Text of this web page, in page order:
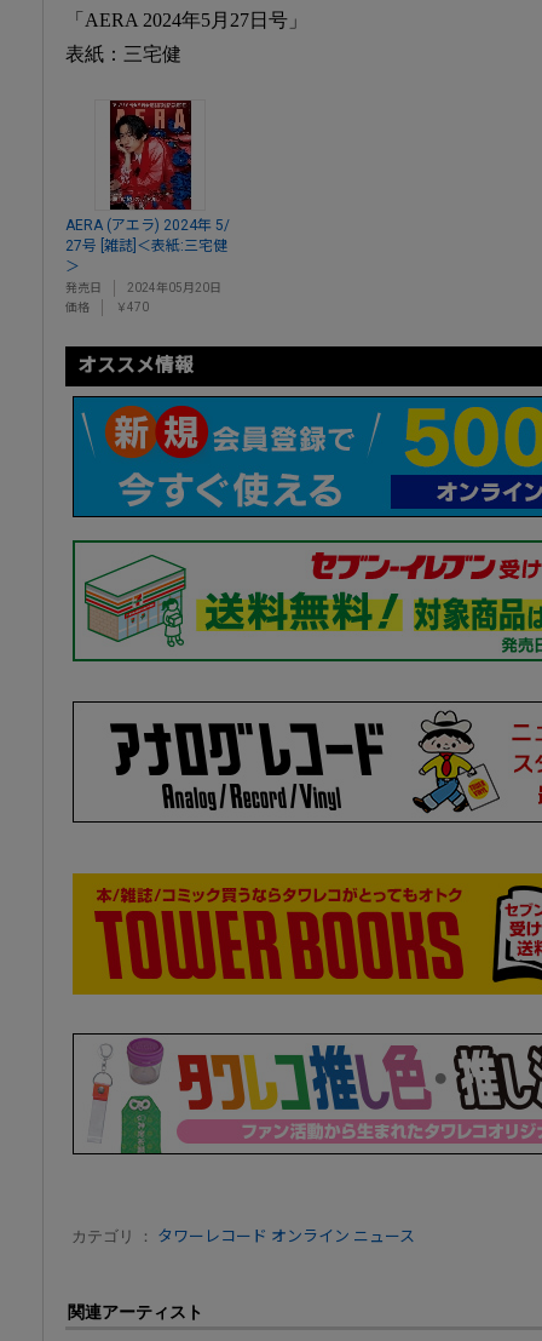
「AERA 2024年5月27日号」
表紙：三宅健
AERA (アエラ) 2024年 5/
27号 [雑誌]＜表紙:三宅健
＞
発売日
2024年05月20日
価格
￥470
オススメ情報
カテゴリ ： タワーレコード オンライン ニュース
関連アーティスト